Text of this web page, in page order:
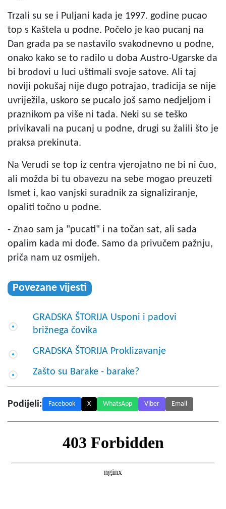
Trzali su se i Puljani kada je 1997. godine pucao
top s Kaštela u podne. Počelo je kao pucanj na
Dan grada pa se nastavilo svakodnevno u podne,
onako kako se to radilo u doba Austro-Ugarske da
bi brodovi u luci uštimali svoje satove. Ali taj
noviji pokušaj nije dugo potrajao, tradicija se nije
uvriježila, uskoro se pucalo još samo nedjeljom i
praznikom pa više ni tada. Neki su se teško
privikavali na pucanj u podne, drugi su žalili što je
praksa prekinuta.
Na Verudi se top iz centra vjerojatno ne bi ni čuo,
ali možda bi tu obavezu na sebe mogao preuzeti
Ismet i, kao vanjski suradnik za signaliziranje,
opaliti točno u podne.
- Znao sam ja "pucati" i na točan sat, ali sada
opalim kada mi dođe. Samo da privučem pažnju,
priča nam uz osmijeh.
Povezane vijesti
GRADSKA ŠTORIJA Usponi i padovi
brižnega čovika
GRADSKA ŠTORIJA Proklizavanje
Zašto su Barake - barake?
Podijeli: Facebook X WhatsApp Viber Email